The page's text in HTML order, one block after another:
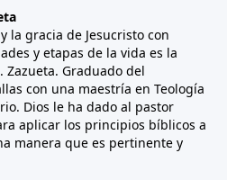
la gracia de Jesucristo con
y etapas de la vida es la
Zazueta. Graduado del
con una maestría en Teología
Dios le ha dado al pastor
aplicar los principios bíblicos a
manera que es pertinente y